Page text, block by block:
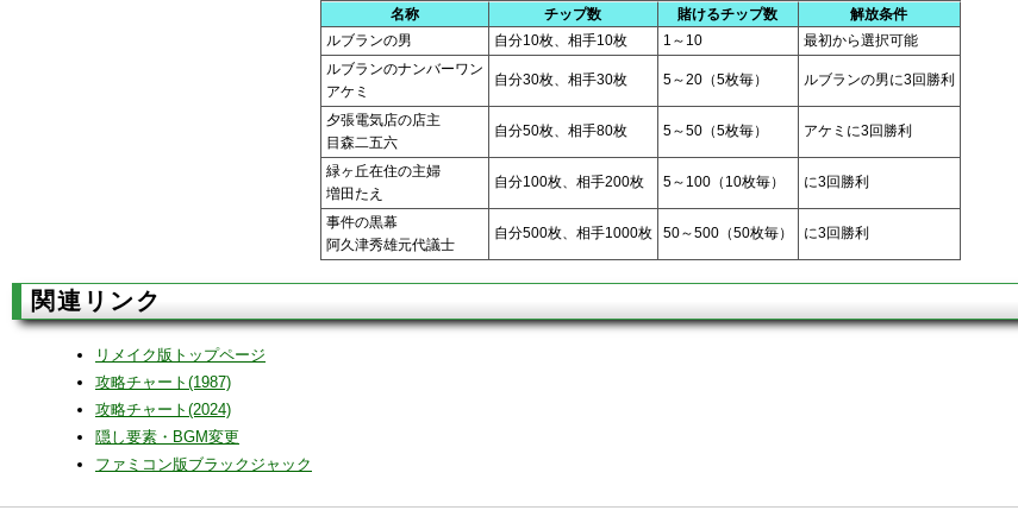
名称 チップ数 賭けるチップ数
解放条件
ルブランの男
自分10枚、相手10枚 1～10
最初から選択可能
ルブランのナンバーワン
アケミ
自分30枚、相手30枚 5～20（5枚毎） ルブランの男に3回勝利
夕張電気店の店主
目森二五六
自分50枚、相手80枚 5～50（5枚毎） アケミに3回勝利
緑ヶ丘在住の主婦
増田たえ
自分100枚、相手200枚 5～100（10枚毎） に3回勝利
事件の黒幕
阿久津秀雄元代議士
自分500枚、相手1000枚 50～500（50枚毎） に3回勝利
関連リンク
リメイク版トップページ
攻略チャート(1987)
攻略チャート(2024)
隠し要素・BGM変更
ファミコン版ブラックジャック